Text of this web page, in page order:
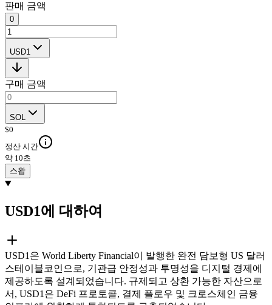
판매 금액
0
USD1
구매 금액
SOL
$0
정산 시간
약 10초
스왑
USD1에 대하여
USD1은 World Liberty Financial이 발행한 완전 담보형 US 달러
스테이블코인으로, 기관급 안정성과 투명성을 디지털 경제에
제공하도록 설계되었습니다. 규제되고 상환 가능한 자산으로
서, USD1은 DeFi 프로토콜, 결제 플로우 및 크로스체인 금융